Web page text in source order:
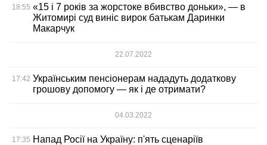
18:55 «15 і 7 років за жорстоке вбивство доньки», — в
Житомирі суд виніс вирок батькам Даринки
Макарчук
22.07.2022
17:42 Українським пенсіонерам нададуть додаткову
грошову допомогу — як і де отримати?
04.03.2022
17:35 Напад Росії на Україну: п'ять сценаріїв